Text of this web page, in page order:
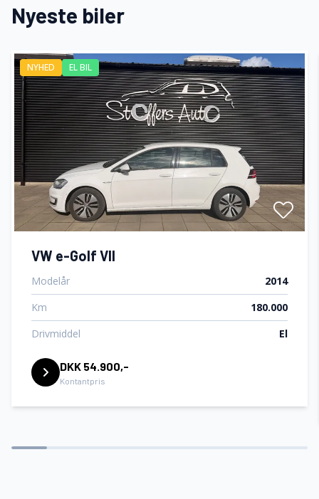
Nyeste biler
NYHED EL BIL
VW e-Golf VII
Modelår
2014
Km
180.000
Drivmiddel
El
DKK 54.900,-
Kontantpris